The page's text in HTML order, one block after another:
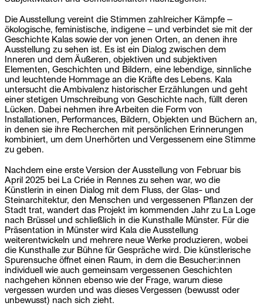
Die Ausstellung vereint die Stimmen zahlreicher Kämpfe –
ökologische, feministische, indigene – und verbindet sie mit der
Geschichte Kalas sowie der von jenen Orten, an denen ihre
Ausstellung zu sehen ist. Es ist ein Dialog zwischen dem
Inneren und dem Äußeren, objektiven und subjektiven
Elementen, Geschichten und Bildern, eine lebendige, sinnliche
und leuchtende Hommage an die Kräfte des Lebens. Kala
untersucht die Ambivalenz historischer Erzählungen und geht
einer stetigen Umschreibung von Geschichte nach, füllt deren
Lücken. Dabei nehmen ihre Arbeiten die Form von
Installationen, Performances, Bildern, Objekten und Büchern an,
in denen sie ihre Recherchen mit persönlichen Erinnerungen
kombiniert, um dem Unerhörten und Vergessenem eine Stimme
zu geben.
Nachdem eine erste Version der Ausstellung von Februar bis
April 2025 bei La Criée in Rennes zu sehen war, wo die
Künstlerin in einen Dialog mit dem Fluss, der Glas- und
Steinarchitektur, den Menschen und vergessenen Pflanzen der
Stadt trat, wandert das Projekt im kommenden Jahr zu La Loge
nach Brüssel und schließlich in die Kunsthalle Münster. Für die
Präsentation in Münster wird Kala die Ausstellung
weiterentwickeln und mehrere neue Werke produzieren, wobei
die Kunsthalle zur Bühne für Gespräche wird. Die künstlerische
Spurensuche öffnet einen Raum, in dem die Besucher:innen
individuell wie auch gemeinsam vergessenen Geschichten
nachgehen können ebenso wie der Frage, warum diese
vergessen wurden und was dieses Vergessen (bewusst oder
unbewusst) nach sich zieht.